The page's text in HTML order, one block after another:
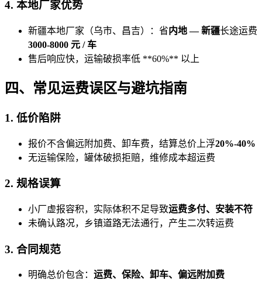
4. 本地厂家优势
新疆本地厂家（乌市、昌吉）：省内地 — 新疆长途运费
3000-8000 元 / 车
售后响应快，运输破损率低 **60%** 以上
四、常见运费误区与避坑指南
1. 低价陷阱
报价不含偏远附加费、卸车费，结算总价上浮20%-40%
无运输保险，罐体破损拒赔，维修成本超运费
2. 规格误算
小厂虚报容积，实际体积不足导致运费多付、安装不符
未确认路况，乡镇道路无法通行，产生二次转运费
3. 合同规范
明确总价包含： 运费、保险、卸车、偏远附加费